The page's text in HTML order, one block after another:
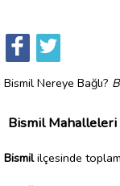
Bismil Nereye Bağlı?
Bismil Mahalleleri
Bismililçesinde